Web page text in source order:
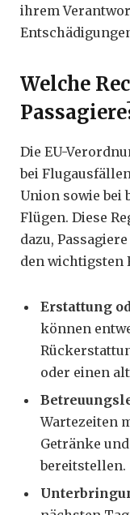
ihrem
Welche
Die EU-
bei
Union sowie
Flügen. Diese
dazu,
den wichtigsten
Erstattung
können
oder einen
Wartezeiten
Getränke
bereitstellen.